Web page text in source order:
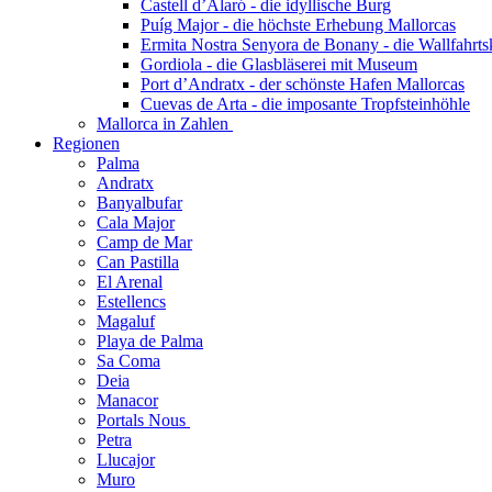
Castell d’Alaró - die idyllische Burg
Puíg Major - die höchste Erhebung Mallorcas
Ermita Nostra Senyora de Bonany - die
Gordiola - die Glasbläserei mit Museum
Port d’Andratx - der schönste Hafen Mallorcas
Cuevas de Arta - die imposante Tropfsteinhöhle
Mallorca in Zahlen
Regionen
Palma
Andratx
Banyalbufar
Cala Major
Camp de Mar
Can Pastilla
El Arenal
Estellencs
Magaluf
Playa de Palma
Sa Coma
Deia
Manacor
Portals Nous
Petra
Llucajor
Muro